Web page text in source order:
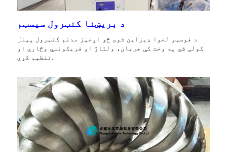
د بریښنا کنټرول سیسټم
د فوسټر لخوا ډیزاین شوی څو اړخیز مدغم کنټرول پینل
کولی شي په وخت کې جریان، ولتاژ او فریکونسي وڅاري او
تنظیم کړي.